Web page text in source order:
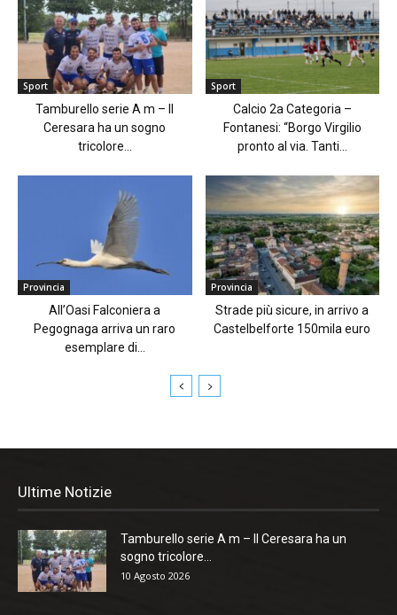
Sport
Tamburello serie A m – Il
Ceresara ha un sogno
tricolore...
Sport
Calcio 2a Categoria –
Fontanesi: “Borgo Virgilio
pronto al via. Tanti...
Provincia
All’Oasi Falconiera a
Pegognaga arriva un raro
esemplare di...
Provincia
Strade più sicure, in arrivo a
Castelbelforte 150mila euro
Ultime Notizie
Tamburello serie A m – Il Ceresara ha un
sogno tricolore...
10 Agosto 2026